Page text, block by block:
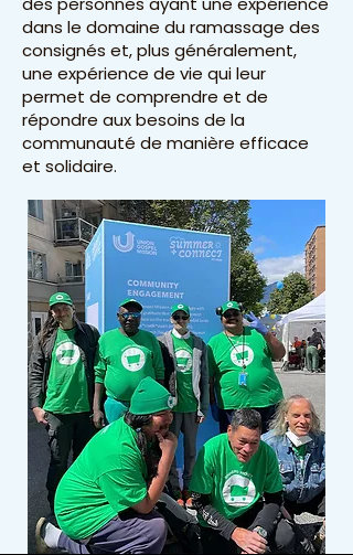
dans le domaine du ramassage des
consignés et, plus généralement,
une expérience de vie qui leur
permet de comprendre et de
répondre aux besoins de la
communauté de manière efficace
et solidaire.